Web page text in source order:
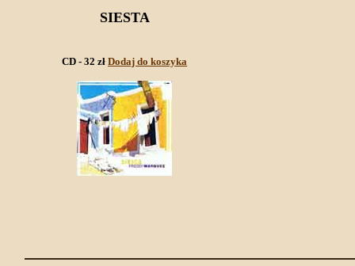
SIESTA
CD - 32 złDodaj do koszyka